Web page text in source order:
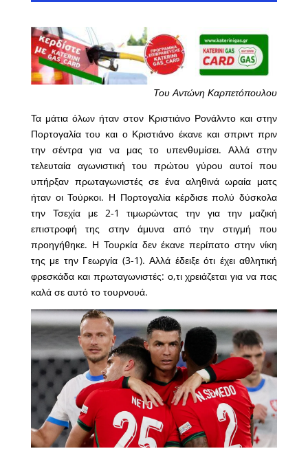
Του Αντώνη Καρπετόπουλου
Τα μάτια όλων ήταν στον Κριστιάνο Ρονάλντο και στην
Πορτογαλία του και ο Κριστιάνο έκανε και σπριντ πριν
την σέντρα για να μας το υπενθυμίσει. Αλλά στην
τελευταία αγωνιστική του πρώτου γύρου αυτοί που
υπήρξαν πρωταγωνιστές σε ένα αληθινά ωραία ματς
ήταν οι Τούρκοι. Η Πορτογαλία κέρδισε πολύ δύσκολα
την Τσεχία με 2-1 τιμωρώντας την για την μαζική
επιστροφή της στην άμυνα από την στιγμή που
προηγήθηκε. Η Τουρκία δεν έκανε περίπατο στην νίκη
της με την Γεωργία (3-1). Αλλά έδειξε ότι έχει αθλητική
φρεσκάδα και πρωταγωνιστές: ο,τι χρειάζεται για να πας
καλά σε αυτό το τουρνουά.